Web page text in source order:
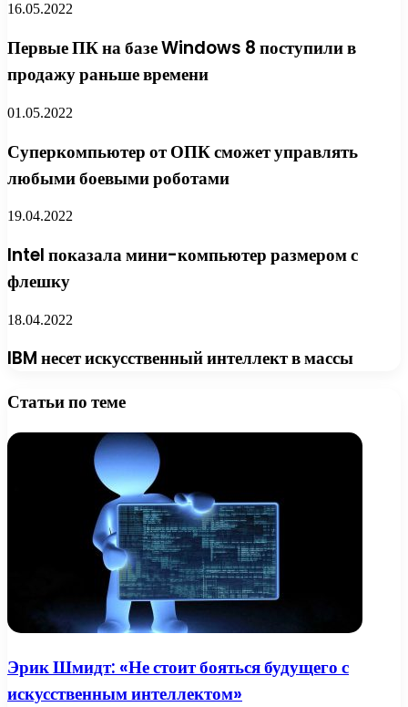
16.05.2022
Первые ПК на базе Windows 8 поступили в
продажу раньше времени
01.05.2022
Суперкомпьютер от ОПК сможет управлять
любыми боевыми роботами
19.04.2022
Intel показала мини-компьютер размером с
флешку
18.04.2022
IBM несет искусственный интеллект в массы
Статьи по теме
Эрик Шмидт: «Не стоит бояться будущего с
искусственным интеллектом»